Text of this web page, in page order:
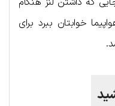
خوابتان ببرد برای